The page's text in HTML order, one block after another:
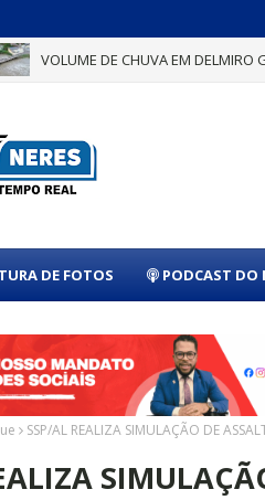
VOLUME DE CHUVA EM DELMIRO
DE FOTOS PODCAST DO
SSP/AL REALIZA SIMULAÇÃO DE